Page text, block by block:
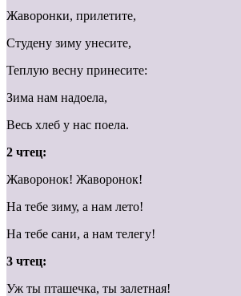
Жаворонки, прилетите,
Студену зиму унесите,
Теплую весну принесите:
Зима нам надоела,
Весь хлеб у нас поела.
2 чтец:
Жаворонок! Жаворонок!
На тебе зиму, а нам лето!
На тебе сани, а нам телегу!
3 чтец:
Уж ты пташечка, ты залетная!